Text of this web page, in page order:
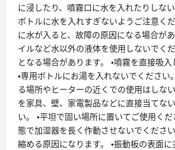
に浸したり、噴霧口に水を入れたりしない
ボトルに水を入れすぎないようご注意く
に水が入ると、故障の原因になる場合があ
イルなど水以外の液体を使用しないでく
となる場合があります。 ・噴霧を直接吸入
・専用ボトルにお湯を入れないでください
る場所やヒーターの近くでの使用はしな
を家具、壁、家電製品などに直接当てな
い。 ・平坦で固い場所に置いてご使用くだ
態で加湿器を長く作動させないでくださ
縮める原因になります。 ・振動板の表面